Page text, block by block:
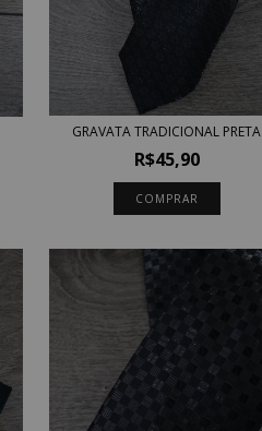
GRAVATA TRADICIONAL PRETA
R$45,90